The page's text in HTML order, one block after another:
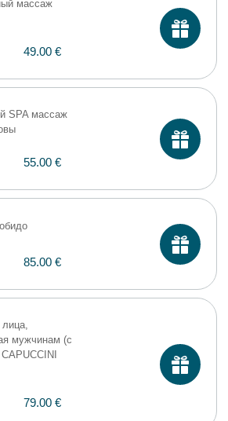
массаж
49.00 €
SPA массаж
55.00 €
85.00 €
мужчинам (с
79.00 €